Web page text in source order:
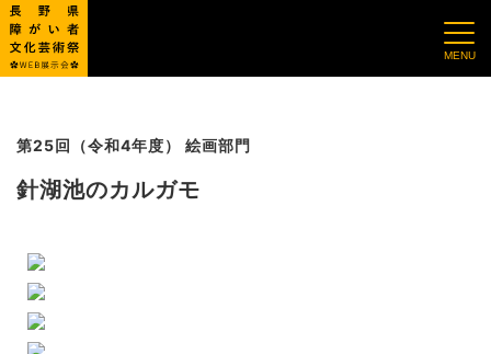
第25回（令和4年度） 絵画部門
針湖池のカルガモ